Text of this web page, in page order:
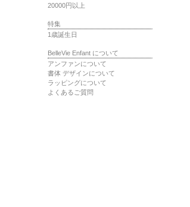
20000円以上
特集
1歳誕生日
BelleVie Enfant について
アンファンについて
書体 デザインについて
ラッピングについて
よくあるご質問